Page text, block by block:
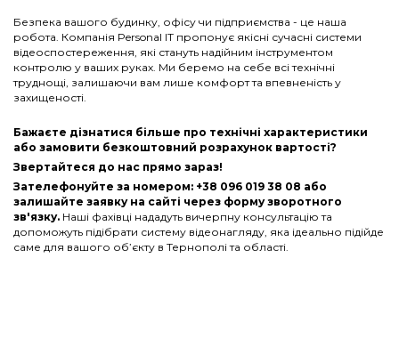
Безпека вашого будинку, офісу чи підприємства - це наша
робота. Компанія Personal IT пропонує якісні сучасні системи
відеоспостереження, які стануть надійним інструментом
контролю у ваших руках. Ми беремо на себе всі технічні
труднощі, залишаючи вам лише комфорт та впевненість у
захищеності.
Бажаєте дізнатися більше про технічні характеристики
або замовити безкоштовний розрахунок вартості?
Звертайтеся до нас прямо зараз!
Зателефонуйте за номером: +38 096 019 38 08 або
залишайте заявку на сайті через форму зворотного
зв'язку. Наші фахівці нададуть вичерпну консультацію та
допоможуть підібрати систему відеонагляду, яка ідеально підійде
саме для вашого об’єкту в Тернополі та області.